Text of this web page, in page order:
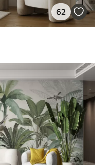
62